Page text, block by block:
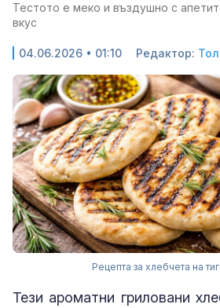
Тестото е меко и въздушно с
вкус
04.06.2026 • 01:10 Редактор:
Рецепта за хлебчета на
Тези ароматни гриловани